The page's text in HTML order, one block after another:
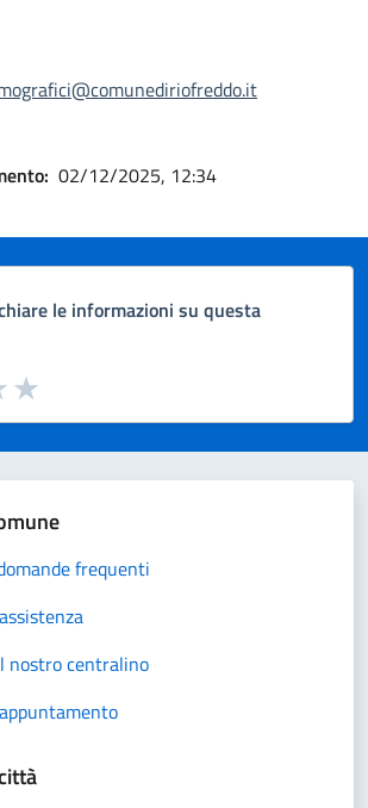
02/12/2025, 12:34
le informazioni su questa
la pagina
Valuta 5 stelle su 5
4 stelle su 5
3 stelle su 5
su 5
su 5
frequenti
nostro centralino